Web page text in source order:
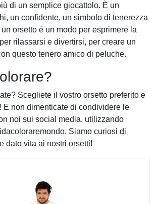
di un semplice giocattolo. È un
un confidente, un simbolo di tenerezza
orsetto è un modo per esprimere la
rilassarsi e divertirsi, per creare un
questo tenero amico di peluche.
Scegliete il vostro orsetto preferito e
E non dimenticate di condividere le
noi sui social media, utilizzando
Siamo curiosi di
dato vita ai nostri orsetti!